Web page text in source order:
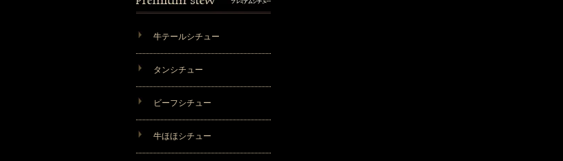
牛テールシチュー
タンシチュー
ビーフシチュー
牛ほほシチュー